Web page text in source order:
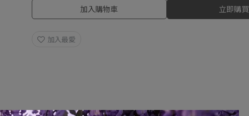
加入購物車 立即購買
加入最愛